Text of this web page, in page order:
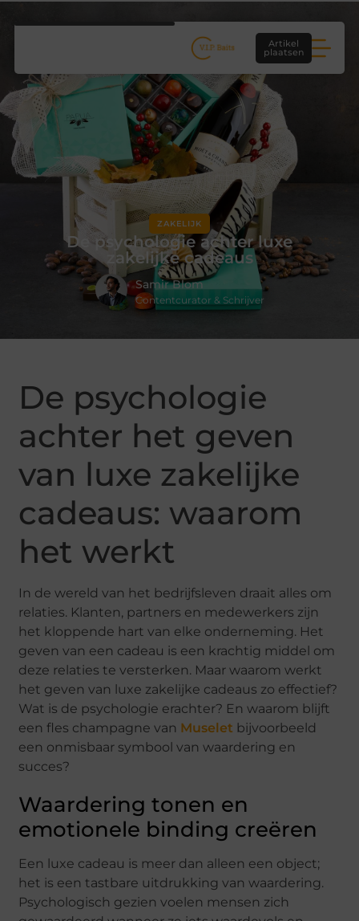
Artikel
plaatsen
ZAKELIJK
De psychologie achter luxe
zakelijke cadeaus
Samir Blom
Contentcurator & Schrijver
De psychologie
achter het geven
van luxe zakelijke
cadeaus: waarom
het werkt
In de wereld van het bedrijfsleven draait alles om
relaties. Klanten, partners en medewerkers zijn
het kloppende hart van elke onderneming. Het
geven van een cadeau is een krachtig middel om
deze relaties te versterken. Maar waarom werkt
het geven van luxe zakelijke cadeaus zo effectief?
Wat is de psychologie erachter? En waarom blijft
een fles champagne van Muselet bijvoorbeeld
een onmisbaar symbool van waardering en
succes?
Waardering tonen en
emotionele binding creëren
Een luxe cadeau is meer dan alleen een object;
het is een tastbare uitdrukking van waardering.
Psychologisch gezien voelen mensen zich